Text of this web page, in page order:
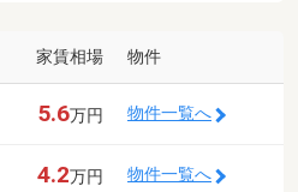
家賃相場 物件
5.6万円 物件一覧へ
4.2万円 物件一覧へ